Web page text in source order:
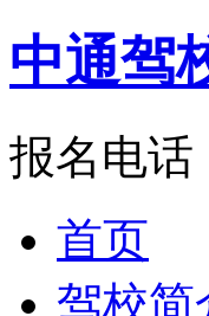
中通驾
报名电话
首页
驾校简